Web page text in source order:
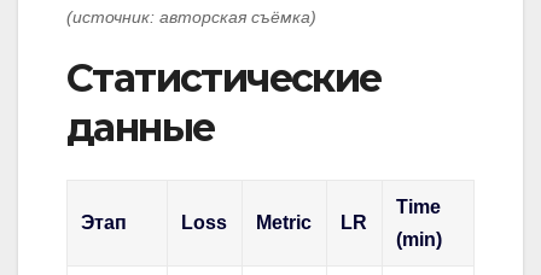
(источник: авторская съёмка)
Статистические
данные
Этап Loss Metric LR
Time
(min)